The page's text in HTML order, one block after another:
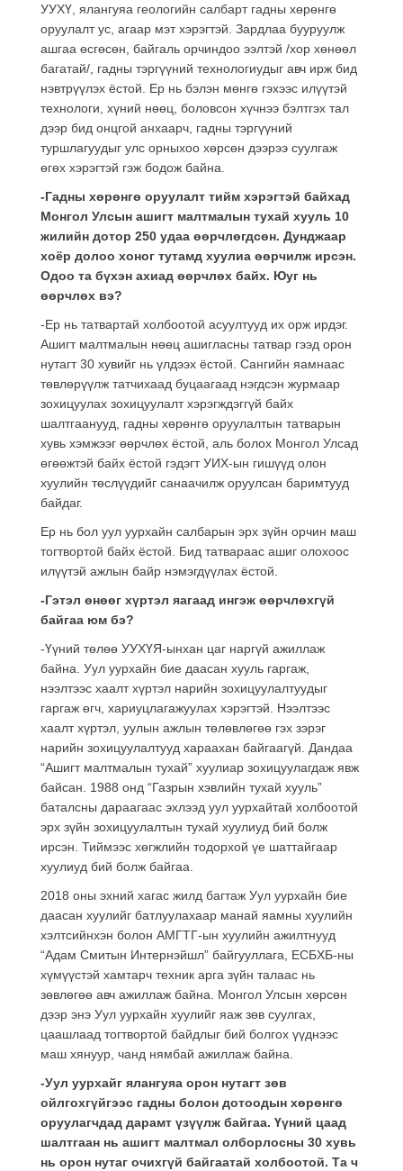
УУХҮ, ялангуяа геологийн салбарт гадны хөрөнгө
оруулалт ус, агаар мэт хэрэгтэй. Зардлаа бууруулж
ашгаа өсгөсөн, байгаль орчиндоо ээлтэй /хор хөнөөл
багатай/, гадны тэргүүний технологиудыг авч ирж бид
нэвтрүүлэх ёстой. Ер нь бэлэн мөнгө гэхээс илүүтэй
технологи, хүний нөөц, боловсон хүчнээ бэлтгэх тал
дээр бид онцгой анхаарч, гадны тэргүүний
туршлагуудыг улс орныхоо хөрсөн дээрээ суулгаж
өгөх хэрэгтэй гэж бодож байна.
-Гадны хөрөнгө оруулалт тийм хэрэгтэй байхад
Монгол Улсын ашигт малтмалын тухай хууль 10
жилийн дотор 250 удаа өөрчлөгдсөн. Дунджаар
хоёр долоо хоног тутамд хуулиа өөрчилж ирсэн.
Одоо та бүхэн ахиад өөрчлөх байх. Юуг нь
өөрчлөх вэ?
-Ер нь татвартай холбоотой асуултууд их орж ирдэг.
Ашигт малтмалын нөөц ашигласны татвар гээд орон
нутагт 30 хувийг нь үлдээх ёстой. Сангийн яамнаас
төвлөрүүлж татчихаад буцаагаад нэгдсэн журмаар
зохицуулах зохицуулалт хэрэгждэггүй байх
шалтгаанууд, гадны хөрөнгө оруулалтын татварын
хувь хэмжээг өөрчлөх ёстой, аль болох Монгол Улсад
өгөөжтэй байх ёстой гэдэгт УИХ-ын гишүүд олон
хуулийн төслүүдийг санаачилж оруулсан баримтууд
байдаг.
Ер нь бол уул уурхайн салбарын эрх зүйн орчин маш
тогтвортой байх ёстой. Бид татвараас ашиг олохоос
илүүтэй ажлын байр нэмэгдүүлах ёстой.
-Гэтэл өнөөг хүртэл яагаад ингэж өөрчлөхгүй
байгаа юм бэ?
-Үүний төлөө УУХҮЯ-ынхан цаг наргүй ажиллаж
байна. Уул уурхайн бие даасан хууль гаргаж,
нээлтээс хаалт хүртэл нарийн зохицуулалтуудыг
гаргаж өгч, хариуцлагажуулах хэрэгтэй. Нээлтээс
хаалт хүртэл, уулын ажлын төлөвлөгөө гэх зэрэг
нарийн зохицуулалтууд хараахан байгаагүй. Дандаа
“Ашигт малтмалын тухай” хуулиар зохицуулагдаж явж
байсан. 1988 онд “Газрын хэвлийн тухай хууль”
баталсны дараагаас эхлээд уул уурхайтай холбоотой
эрх зүйн зохицуулалтын тухай хуулиуд бий болж
ирсэн. Тиймээс хөгжлийн тодорхой үе шаттайгаар
хуулиуд бий болж байгаа.
2018 оны эхний хагас жилд багтаж Уул уурхайн бие
даасан хуулийг батлуулахаар манай яамны хуулийн
хэлтсийнхэн болон АМГТГ-ын хуулийн ажилтнууд
“Адам Смитын Интернэйшл” байгууллага, ЕСБХБ-ны
хүмүүстэй хамтарч техник арга зүйн талаас нь
зөвлөгөө авч ажиллаж байна. Монгол Улсын хөрсөн
дээр энэ Уул уурхайн хуулийг яаж зөв суулгах,
цаашлаад тогтвортой байдлыг бий болгох үүднээс
маш хянуур, чанд нямбай ажиллаж байна.
-Уул уурхайг ялангуяа орон нутагт зөв
ойлгохгүйгээс гадны болон дотоодын хөрөнгө
оруулагчдад дарамт үзүүлж байгаа. Үүний цаад
шалтгаан нь ашигт малтмал олборлосны 30 хувь
нь орон нутаг очихгүй байгаатай холбоотой. Та ч